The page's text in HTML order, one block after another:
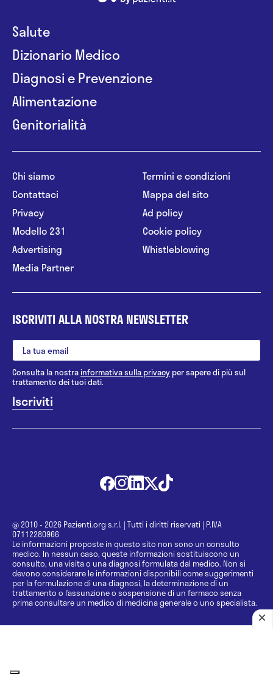
Salute
Dizionario Medico
Diagnosi e Prevenzione
Alimentazione
Genitorialità
Chi siamo
Contattaci
Privacy
Modello 231
Advertising
Media Partner
Termini e condizioni
Mappa del sito
Ad policy
Cookie policy
Whistleblowing
ISCRIVITI ALLA NOSTRA NEWSLETTER
Consulta la nostrainformativa sulla privacy per sapere di più sul
trattamento dei tuoi dati.
@ 2010 - 2026 Pazienti.org s.r.l. | Tutti i diritti riservati | P.IVA
07112280966
Le informazioni proposte in questo sito non sono un consulto
medico. In nessun caso, queste informazioni sostituiscono un
consulto, una visita o una diagnosi formulata dal medico. Non si
devono considerare le informazioni disponibili come suggerimenti
per la formulazione di una diagnosi, la determinazione di un
trattamento o l’assunzione o sospensione di un farmaco senza
prima consultare un medico di medicina generale o uno specialista.